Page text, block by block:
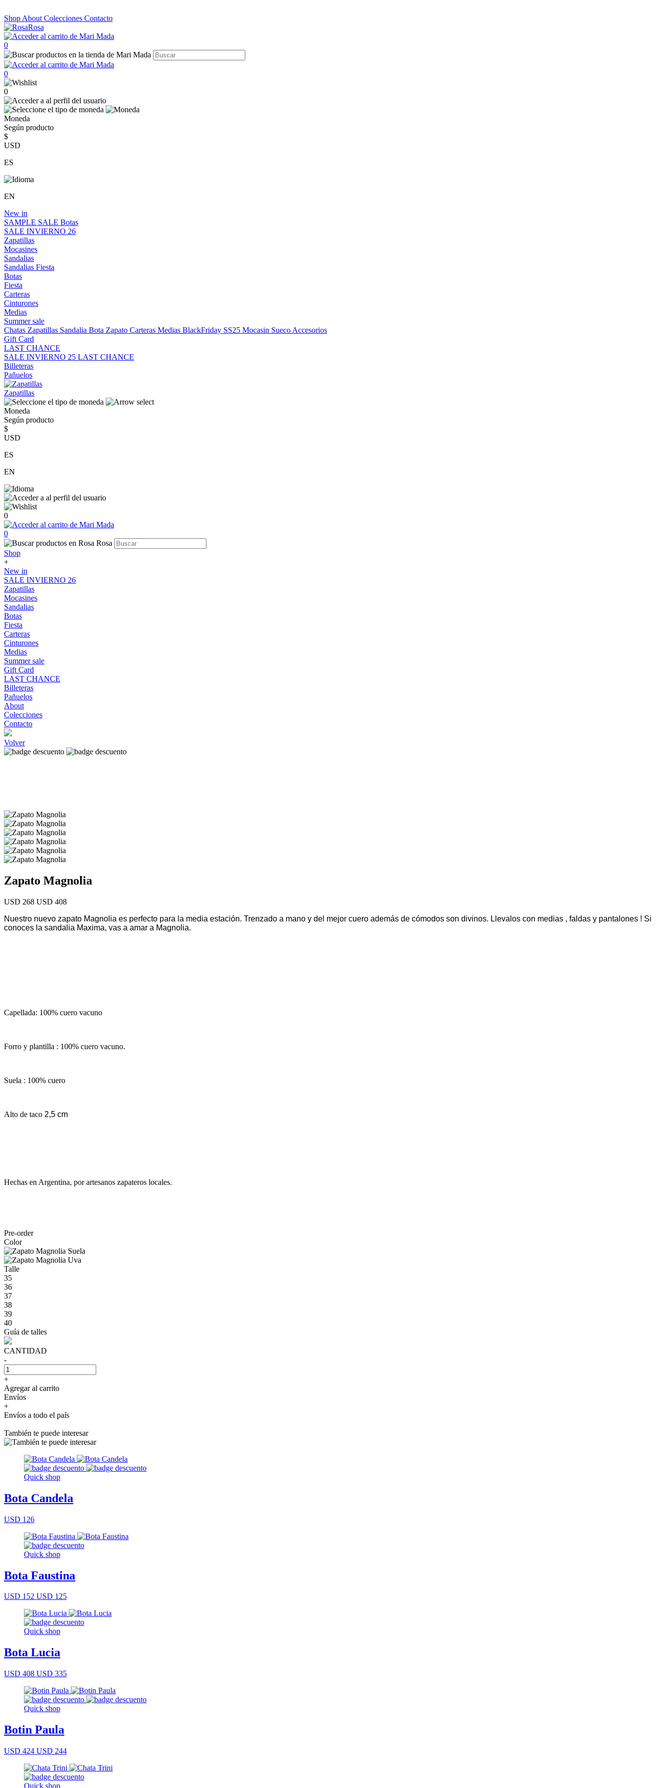
Shop About Colecciones Contacto
0
0
0
Moneda
Según producto
$
USD
ES
EN
New in
SAMPLE SALE Botas
SALE INVIERNO 26
Zapatillas
Mocasines
Sandalias
Sandalias Fiesta
Botas
Fiesta
Carteras
Cinturones
Medias
Summer sale
Chatas Zapatillas Sandalia Bota Zapato Carteras Medias BlackFriday SS25 Mocasin Sueco Accesorios
Gift Card
LAST CHANCE
SALE INVIERNO 25 LAST CHANCE
Billeteras
Pañuelos
Zapatillas
Moneda
Según producto
$
USD
ES
EN
0
0
Shop
+
New in
SALE INVIERNO 26
Zapatillas
Mocasines
Sandalias
Botas
Fiesta
Carteras
Cinturones
Medias
Summer sale
Gift Card
LAST CHANCE
Billeteras
Pañuelos
About
Colecciones
Contacto
Volver
Zapato Magnolia
USD 268 USD 408
Nuestro nuevo zapato Magnolia es perfecto para la media estación. Trenzado a mano y del mejor cuero además de cómodos son divinos. Llevalos con medias , faldas y pantalones ! Si
conoces la sandalia Maxima, vas a amar a Magnolia.
Capellada: 100% cuero vacuno
Forro y plantilla : 100% cuero vacuno.
Suela : 100% cuero
Alto de taco 2,5 cm
Hechas en Argentina, por artesanos zapateros locales.
Pre-order
Color
Talle
35
36
37
38
39
40
Guía de talles
CANTIDAD
-
+
Agregar al carrito
Envíos
+
Envíos a todo el país
También te puede interesar
Quick shop
Bota Candela
USD 126
Quick shop
Bota Faustina
USD 152 USD 125
Quick shop
Bota Lucia
USD 408 USD 335
Quick shop
Botin Paula
USD 424 USD 244
Quick shop